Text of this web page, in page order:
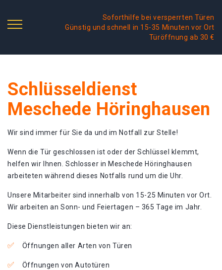
Soforthilfe bei versperrten Türen
Günstig und schnell in 15-35 Minuten vor Ort
Türöffnung ab 30 €
Schlüsseldienst
Meschede Höringhausen
Wir sind immer für Sie da und im Notfall zur Stelle!
Wenn die Tür geschlossen ist oder der Schlüssel klemmt,
helfen wir Ihnen. Schlosser in Meschede Höringhausen
arbeiteten während dieses Notfalls rund um die Uhr.
Unsere Mitarbeiter sind innerhalb von 15-25 Minuten vor Ort.
Wir arbeiten an Sonn- und Feiertagen – 365 Tage im Jahr.
Diese Dienstleistungen bieten wir an:
Öffnungen aller Arten von Türen
Öffnungen von Autotüren